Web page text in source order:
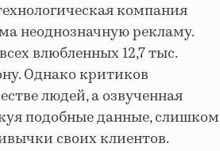
компания
неоднозначную рекламу.
влюбленных 12,7 тыс.
Однако критиков
людей, а озвученная
подобные данные, слишком
своих клиентов.